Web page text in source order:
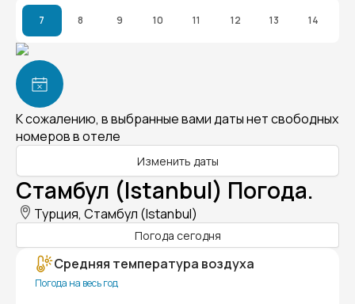
7 8 9 10 11 12 13 14
К сожалению, в выбранные вами даты нет свободных
номеров в отеле
Изменить даты
Стамбул (Istanbul) Погода.
Турция, Стамбул (Istanbul)
Погода сегодня
Средняя температура воздуха
Погода на весь год